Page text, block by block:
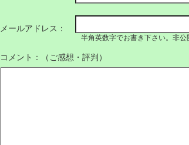
メールアドレス：
半角英数字でお書き下さい。非公
コメント：（ご感想・評判）